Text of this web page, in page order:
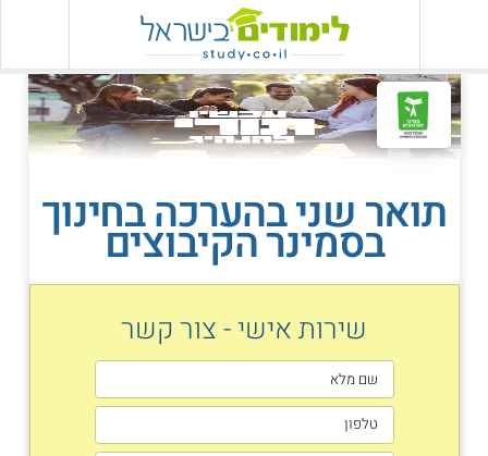
תואר שני בהערכה בחינוך
בסמינר הקיבוצים
שירות אישי - צור קשר